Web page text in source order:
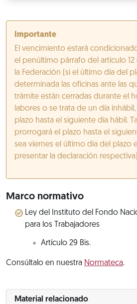
Importante
El vencimiento estará
el penúltimo párrafo del artículo
la Federación (si el último día del
determinada las oficinas ante las
trámite están cerradas durante el
labores o se trata de un día
plazo hasta el siguiente día hábil.
prorrogará el plazo hasta el
sea viernes el último día del plazo
presentar la declaración
Marco normativo
Ley del Instituto del Fondo
para los Trabajadores
Artículo 29 Bis.
Consúltalo en nuestra Normateca.
Material relacionado